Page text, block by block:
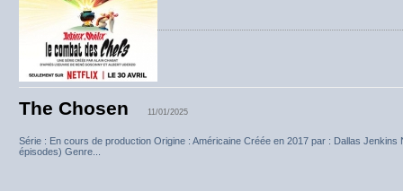
The Chosen 11/01/2025
Série : En cours de production Origine : Américaine Créée en 2017 par : Dallas Jenkins
épisodes) Genre...